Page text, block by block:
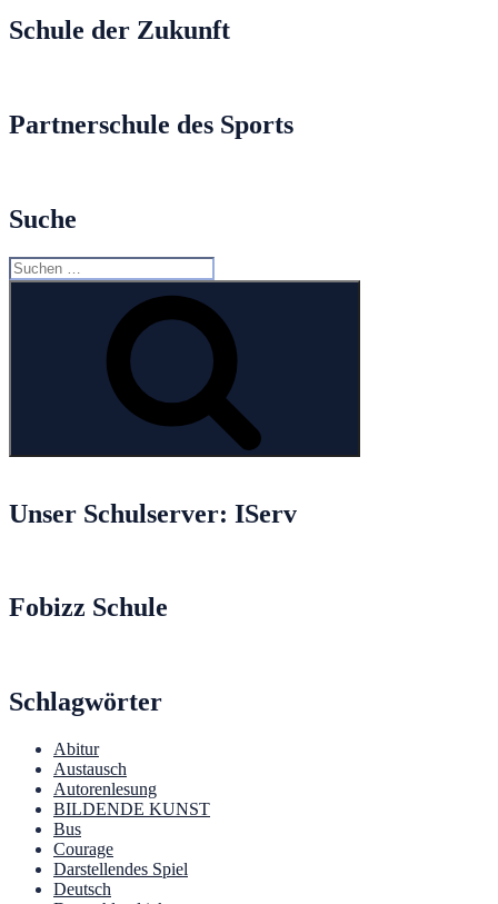
Schule der Zukunft
Partnerschule des Sports
Suche
Suche
nach:
Unser Schulserver: IServ
Fobizz Schule
Schlagwörter
Abitur
Austausch
Autorenlesung
BILDENDE KUNST
Bus
Courage
Darstellendes Spiel
Deutsch